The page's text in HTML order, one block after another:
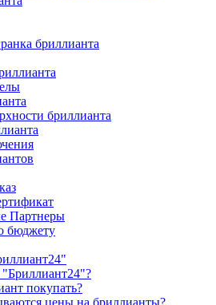
бриллианта
бриллианта
Партнеры
бюджету
"Бриллиант24"?
покупать?